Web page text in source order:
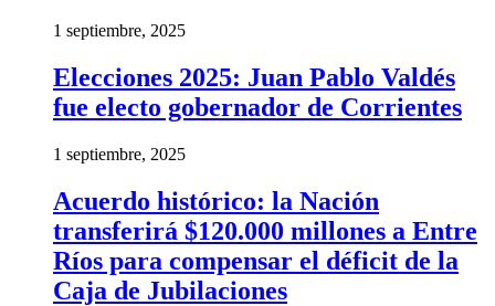
1 septiembre, 2025
Elecciones 2025: Juan Pablo Valdés
fue electo gobernador de Corrientes
1 septiembre, 2025
Acuerdo histórico: la Nación
transferirá $120.000 millones a Entre
Ríos para compensar el déficit de la
Caja de Jubilaciones